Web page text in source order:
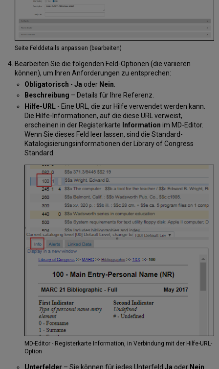
Konfiguration
mehrerer
Zugriffspunkte
für
CNMARC
6XX-
Felder
Konfiguration
mehrerer
Zugriffspunkte
für
UNIMARC
MARC
Slim
Konfiguration
DCMI-
Zuordnung
Seite Felddetails anpassen (bearbeiten)
Bearbeiten Sie die folgenden Feld-Optionen (die variieren
können), um Ihren Anforderungen zu entsprechen:
Obligatorisch - Ja oder Nein
Beschreibung – Details für Ihre Referenz.
Hilfe-URL- Eine URL, die zur Hilfe verwendet werden kann.
Die Hilfe-Informationen, auf die diese URL verweist,
erscheinen in der Registerkarte Information im MD-Editor.
Wenn Sie dieses Feld leer lassen, sind die Standard-
Katalogisierungsinformationen der Library of Congress
Standard.
MD-Editor - Registerkarte Information, in Verbindung mit der Hilfe-URL-
Option
Unterfelder – Sie können für jedes Unterfeld Ja oder Nein